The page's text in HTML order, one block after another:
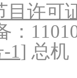
目许可
：
1] 总机